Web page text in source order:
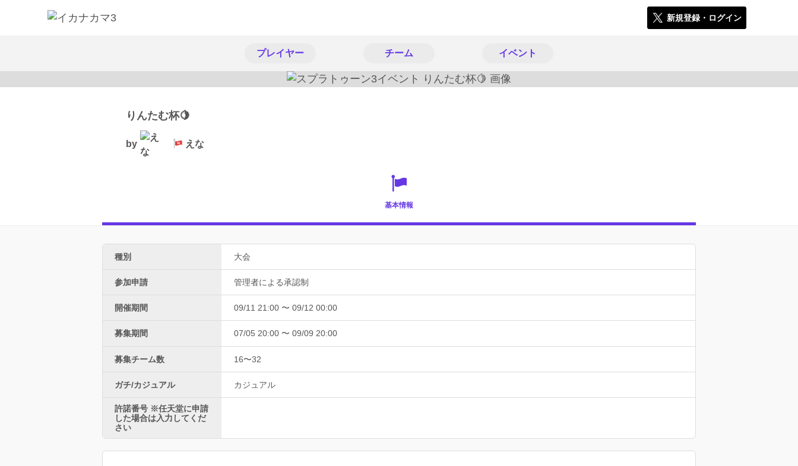
新規登録・ログイン
プレイヤー チーム イベント
りんたむ杯🍋
by えな
基本情報
種別 大会
参加申請 管理者による承認制
開催期間 09/11 21:00 〜 09/12 00:00
募集期間 07/05 20:00 〜 09/09 20:00
募集チーム数 16〜32
ガチ/カジュアル カジュアル
許諾番号 ※任天堂に申請
した場合は入力してくだ
さい